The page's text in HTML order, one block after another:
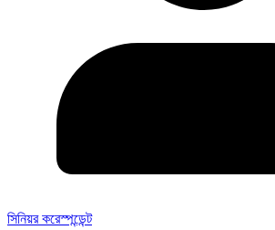
সিনিয়র করেস্পন্ডেন্ট